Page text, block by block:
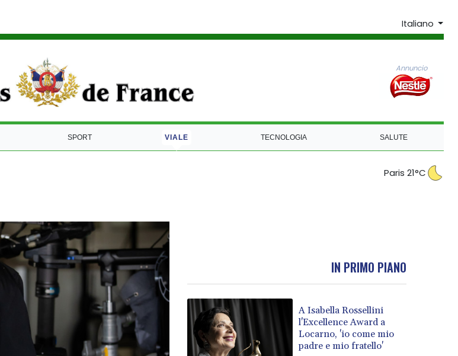
Italiano
Annuncio
SPORT VIALE TECNOLOGIA SALUTE
Paris 21°C
IN PRIMO PIANO
A Isabella Rossellini
l'Excellence Award a
Locarno, 'io come mio
padre e mio fratello'